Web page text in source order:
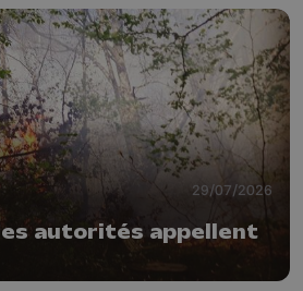
29/07/2026
autorités appellent